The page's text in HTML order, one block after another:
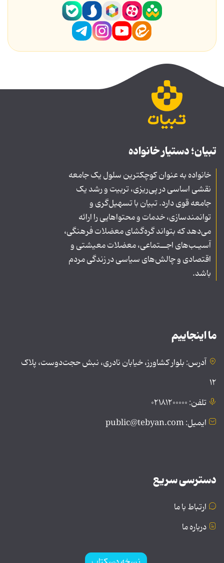
تبیان؛ دستیار خانواده
خانواده به عنوان کوچکترین سلول یک جامعه
نقشی اساسی در پی‌ریزی، تربیت و رشد یک
جامعه قوی دارد. تبیان با تسهیل‌گری و
توانمندسازی، خدمات و محتواهایی را ارائه
می‌دهد که بتواند گره‌گشای معضلات فرهنگی،
آسیـب‌های اجــتماعی، معضلات معیشتی و
اقتصادی و چالش‌های سیاسی در زندگی مردم
باشد.
ما اینجاییم
آدرس: بلوار کشاورز، خیابان نادری، نبش حجت‌دوست، پلاک
۱۲
تلفن: ۰۲۱۸۱۲۰۰۰۰۰
ایمیل: public@tebyan.com
دسترسی سریع
ارتباط با ما
درباره ما